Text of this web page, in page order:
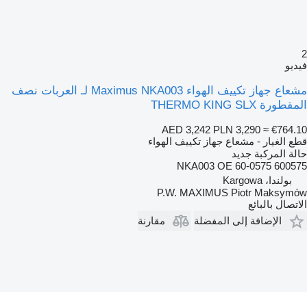
2
فيديو
مشعاع جهاز تكييف الهواء Maximus NKA003 لـ العربات نصف
المقطورة THERMO KING SLX
AED 3,242 PLN 3,290 ≈ €764.10
قطع الغيار - مشعاع جهاز تكييف الهواء
حالة المركبة جديد
NKA003 OE 60-0575 600575
بولندا، Kargowa
P.W. MAXIMUS Piotr Maksymów
الاتصال بالبائع
الإضافة إلى المفضلة
مقارنة